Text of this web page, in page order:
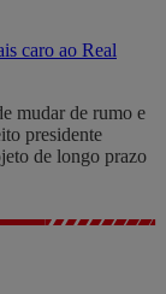
caro ao Real
mudar de rumo e
presidente
de longo prazo